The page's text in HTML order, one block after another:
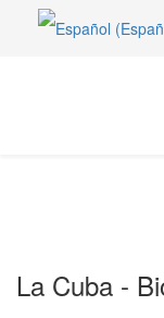
La Cuba -